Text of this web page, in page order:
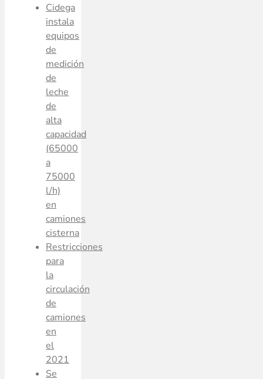
Cidega
instala
equipos
de
medición
de
leche
de
alta
capacidad
(65000
a
75000
l/h)
en
camiones
cisterna
Restricciones
para
la
circulación
de
camiones
en
el
2021
Se